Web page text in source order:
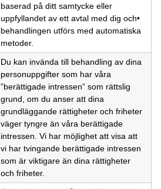
baserad på ditt samtycke eller
uppfyllandet av ett avtal med dig och•
behandlingen utförs med automatiska
metoder.
Du kan invända till behandling av dina
personuppgifter som har våra
”berättigade intressen” som rättslig
grund, om du anser att dina
grundläggande rättigheter och friheter
väger tyngre än våra berättigade
intressen. Vi har möjlighet att visa att
vi har tvingande berättigade intressen
som är viktigare än dina rättigheter
och friheter.